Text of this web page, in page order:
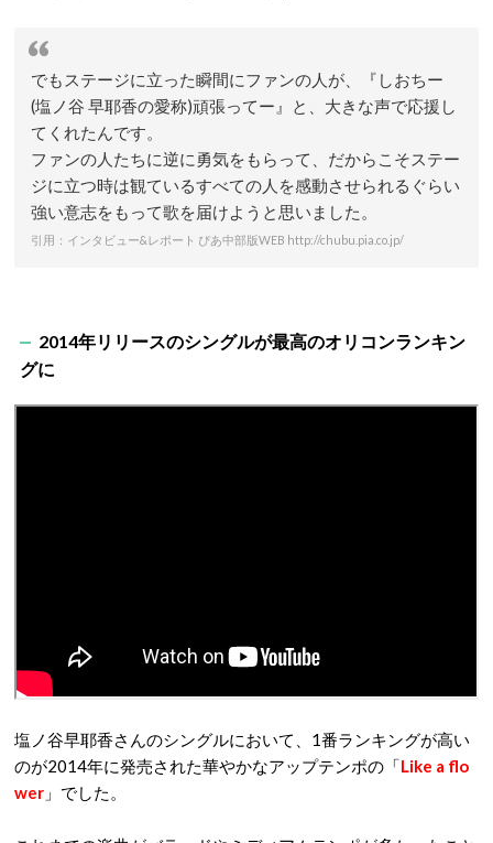
でもステージに立った瞬間にファンの人が、『しおちー
(塩ノ谷 早耶香の愛称)頑張ってー』と、大きな声で応援し
てくれたんです。
ファンの人たちに逆に勇気をもらって、だからこそステー
ジに立つ時は観ているすべての人を感動させられるぐらい
強い意志をもって歌を届けようと思いました。
引用：インタビュー&レポート ぴあ中部版WEB http://chubu.pia.co.jp/
2014年リリースのシングルが最高のオリコンランキン
グに
塩ノ谷早耶香さんのシングルにおいて、1番ランキングが高い
のが2014年に発売された華やかなアップテンポの「Like a flo
wer 」でした。